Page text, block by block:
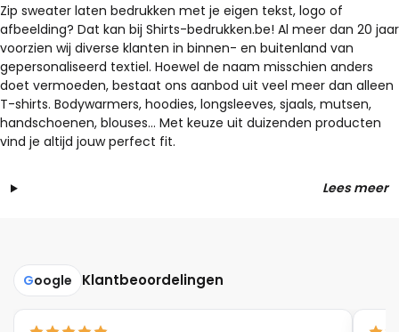
gekozen
worden
op
de
productpagina
gekozen
worden
op
de
productpagina
Zip sweater laten bedrukken met je eigen tekst, logo of
afbeelding? Dat kan bij Shirts-bedrukken.be! Al meer dan 20 jaar
voorzien wij diverse klanten in binnen- en buitenland van
gepersonaliseerd textiel. Hoewel de naam misschien anders
doet vermoeden, bestaat ons aanbod uit veel meer dan alleen
T-shirts. Bodywarmers, hoodies, longsleeves, sjaals, mutsen,
handschoenen, blouses… Met keuze uit duizenden producten
vind je altijd jouw perfect fit.
Lees meer
Google Klantbeoordelingen